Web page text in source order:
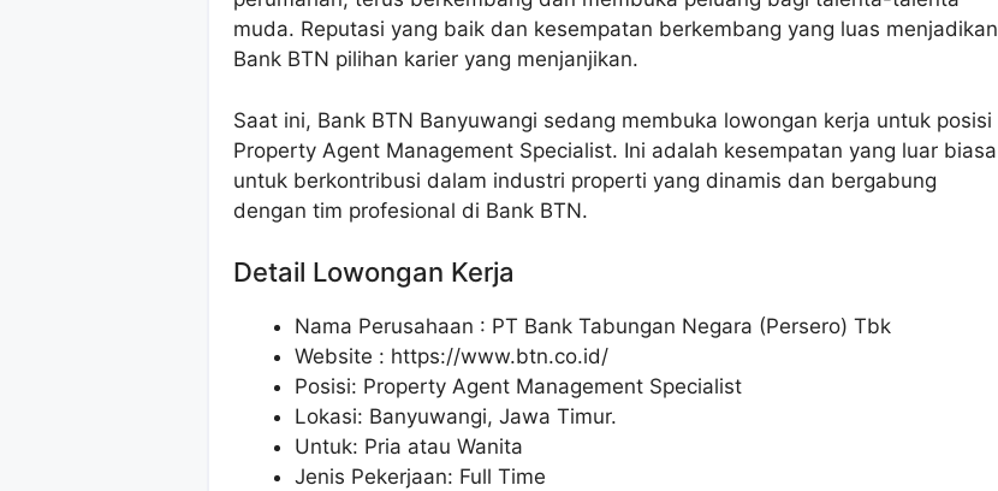
muda. Reputasi yang baik dan kesempatan berkembang yang luas menjadikan
Bank BTN pilihan karier yang menjanjikan.
Saat ini, Bank BTN Banyuwangi sedang membuka lowongan kerja untuk posisi
Property Agent Management Specialist. Ini adalah kesempatan yang luar biasa
untuk berkontribusi dalam industri properti yang dinamis dan bergabung
dengan tim profesional di Bank BTN.
Detail Lowongan Kerja
Nama Perusahaan : PT Bank Tabungan Negara (Persero) Tbk
Website : https://www.btn.co.id/
Posisi: Property Agent Management Specialist
Lokasi: Banyuwangi, Jawa Timur.
Untuk: Pria atau Wanita
Jenis Pekerjaan: Full Time